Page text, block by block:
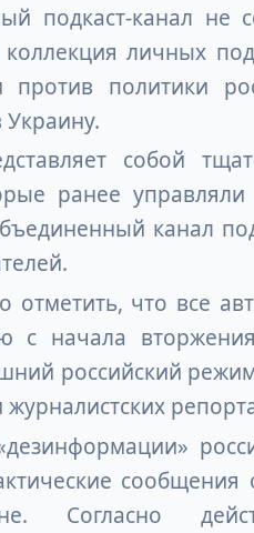
подкаст-канал не
личных
политики
собой
ранее
канал
что все
с начала
российский
Согласно